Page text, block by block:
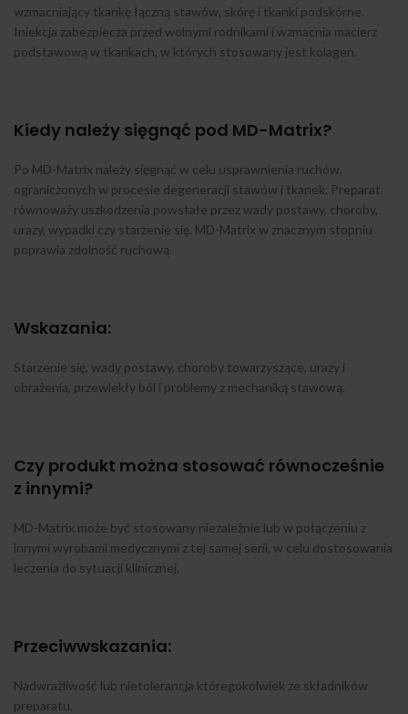
wzmacniający tkankę łączną stawów, skórę i tkanki podskórne.
Iniekcja zabezpiecza przed wolnymi rodnikami i wzmacnia macierz
podstawową w tkankach, w których stosowany jest kolagen.
Kiedy należy sięgnąć pod MD-Matrix?
Po MD-Matrix należy sięgnąć w celu usprawnienia ruchów,
ograniczonych w procesie degeneracji stawów i tkanek. Preparat
równoważy uszkodzenia powstałe przez wady postawy, choroby,
urazy, wypadki czy starzenie się. MD-Matrix w znacznym stopniu
poprawia zdolność ruchową.
Wskazania:
Starzenie się, wady postawy, choroby towarzyszące, urazy i
obrażenia, przewlekły ból i problemy z mechaniką stawową.
Czy produkt można stosować równocześnie
z innymi?
MD-Matrix może być stosowany niezależnie lub w połączeniu z
innymi wyrobami medycznymi z tej samej serii, w celu dostosowania
leczenia do sytuacji klinicznej.
Przeciwwskazania:
Nadwrażliwość lub nietolerancja któregokolwiek ze składników
preparatu.